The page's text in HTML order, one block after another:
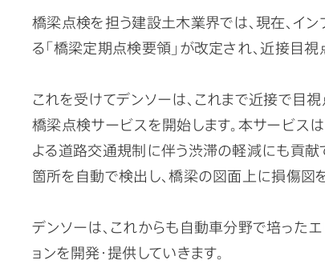
橋梁点検を担う建設土木業界では、現在、イ
る「橋梁定期点検要領」が改定され、近接目
これを受けてデンソーは、これまで近接で目
橋梁点検サービスを開始します。本サービス
よる道路交通規制に伴う渋滞の軽減にも貢献
箇所を自動で検出し、橋梁の図面上に損傷図
デンソーは、これからも自動車分野で培った
ョンを開発・提供していきます。